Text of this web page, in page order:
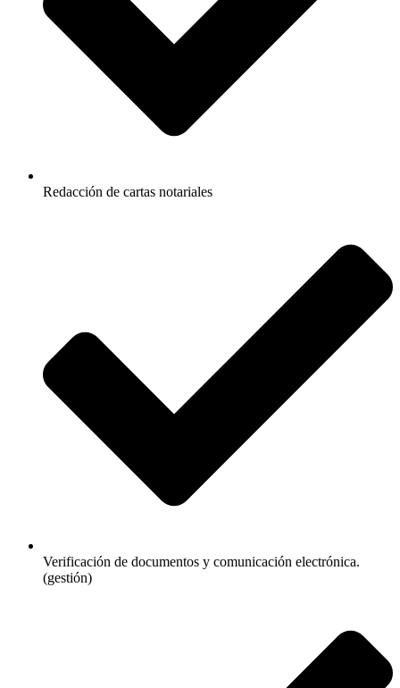
Redacción de cartas notariales
Verificación de documentos y comunicación electrónica.
(gestión)